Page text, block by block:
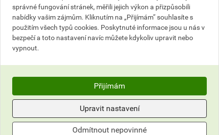
Do košíku
134,77 Kč celkem s DPH
Do košíku
117,78 Kč celkem s DPH
správné fungování stránek, měřili jejich výkon a přizpůsobili
nabídky vašim zájmům. Kliknutím na „Přijímám“ souhlasíte s
použitím všech typů cookies. Poskytnuté informace jsou u nás v
bezpečí a toto nastavení navíc můžete kdykoliv upravit nebo
vypnout.
Přijímám
Upravit nastavení
Odmítnout nepovinné